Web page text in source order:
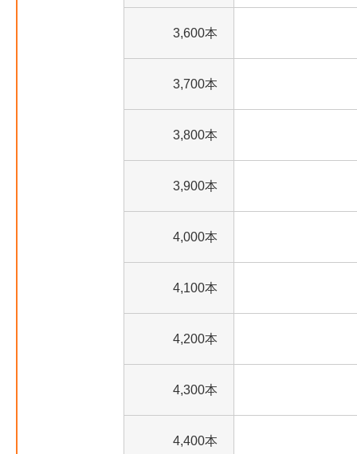
3,600本
3,700本
3,800本
3,900本
4,000本
4,100本
4,200本
4,300本
4,400本